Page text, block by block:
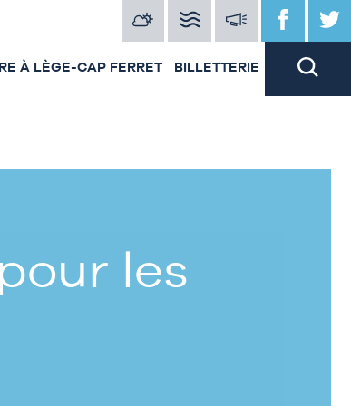
À LÈGE-CAP FERRET BILLETTERIE
les